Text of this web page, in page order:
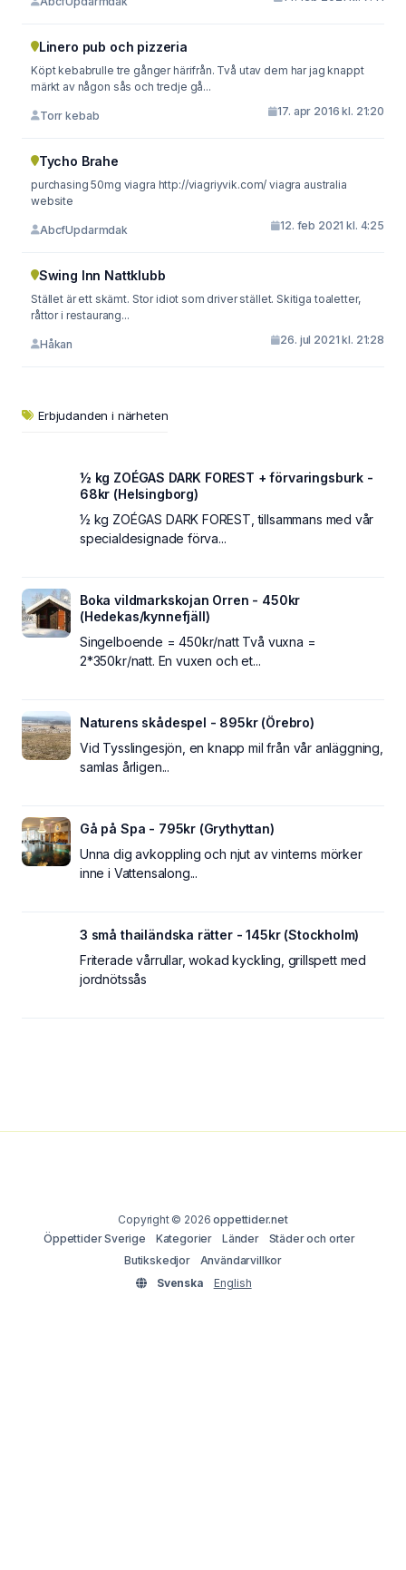
Linero pub och pizzeria
Köpt kebabrulle tre gånger härifrån. Två utav dem har jag knappt
märkt av någon sås och tredje gå...
Torr kebab 17. apr 2016 kl. 21:20
Tycho Brahe
purchasing 50mg viagra http://viagriyvik.com/ viagra australia
website
AbcfUpdarmdak 12. feb 2021 kl. 4:25
Swing Inn Nattklubb
Stället är ett skämt. Stor idiot som driver stället. Skitiga toaletter,
råttor i restaurang...
Håkan 26. jul 2021 kl. 21:28
Erbjudanden i närheten
½ kg ZOÉGAS DARK FOREST + förvaringsburk -
68kr (Helsingborg)
½ kg ZOÉGAS DARK FOREST, tillsammans med vår
specialdesignade förva...
Boka vildmarkskojan Orren - 450kr
(Hedekas/kynnefjäll)
Singelboende = 450kr/natt Två vuxna =
2*350kr/natt. En vuxen och et...
Naturens skådespel - 895kr (Örebro)
Vid Tysslingesjön, en knapp mil från vår anläggning,
samlas årligen...
Gå på Spa - 795kr (Grythyttan)
Unna dig avkoppling och njut av vinterns mörker
inne i Vattensalong...
3 små thailändska rätter - 145kr (Stockholm)
Friterade vårrullar, wokad kyckling, grillspett med
jordnötssås
Copyright © 2026oppettider.net
Öppettider Sverige
Kategorier Länder
Städer och orter
Butikskedjor
Användarvillkor
Svenska
English